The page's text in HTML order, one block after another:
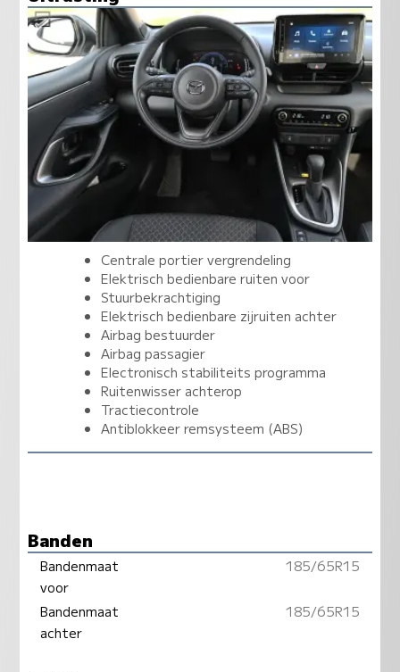
Centrale portier vergrendeling
Elektrisch bedienbare ruiten voor
Stuurbekrachtiging
Elektrisch bedienbare zijruiten achter
Airbag bestuurder
Airbag passagier
Electronisch stabiliteits programma
Ruitenwisser achterop
Tractiecontrole
Antiblokkeer remsysteem (ABS)
Banden
Bandenmaat
voor
185/65R15
Bandenmaat
achter
185/65R15